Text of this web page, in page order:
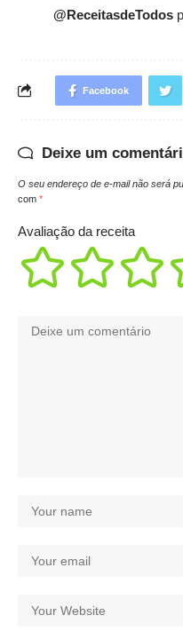
@ReceitasdeTodos
Facebook
Deixe um
O seu endereço de e-mail não será
com *
Avaliação da receita